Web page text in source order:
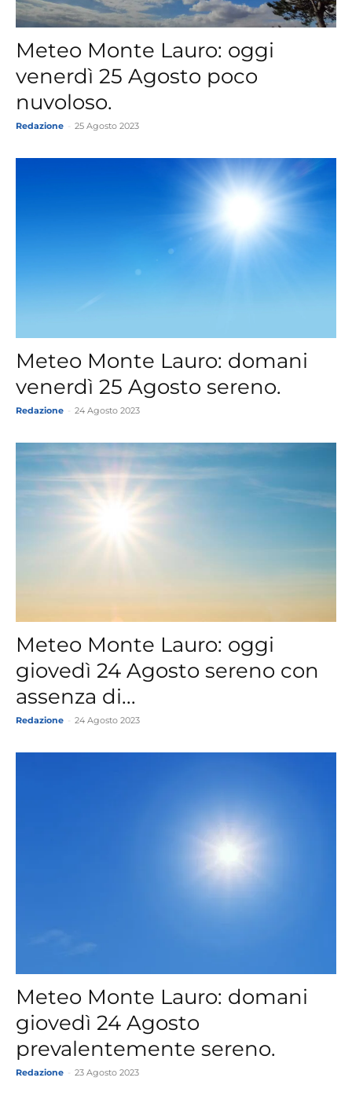
Meteo Monte Lauro: oggi
venerdì 25 Agosto poco
nuvoloso.
Redazione 25 Agosto 2023
Meteo Monte Lauro: domani
venerdì 25 Agosto sereno.
Redazione 24 Agosto 2023
Meteo Monte Lauro: oggi
giovedì 24 Agosto sereno con
assenza di...
Redazione 24 Agosto 2023
Meteo Monte Lauro: domani
giovedì 24 Agosto
prevalentemente sereno.
Redazione 23 Agosto 2023